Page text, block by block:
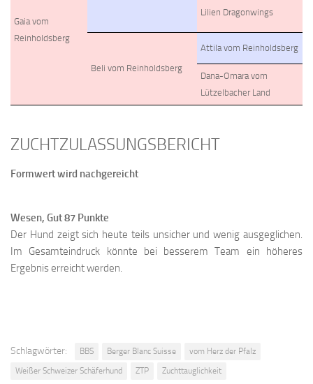
Gaia vom
Reinholdsberg
Lilien Dragonwings
Beli vom Reinholdsberg
Attila vom Reinholdsberg
Dana-Omara vom
Lützelbacher Land
ZUCHTZULASSUNGSBERICHT
Formwert wird nachgereicht
Wesen, Gut 87 Punkte
Der Hund zeigt sich heute teils unsicher und wenig ausgeglichen.
Im Gesamteindruck könnte bei besserem Team ein höheres
Ergebnis erreicht werden.
Schlagwörter: BBS Berger Blanc Suisse
vom Herz der Pfalz
Weißer Schweizer Schäferhund
ZTP Zuchttauglichkeit